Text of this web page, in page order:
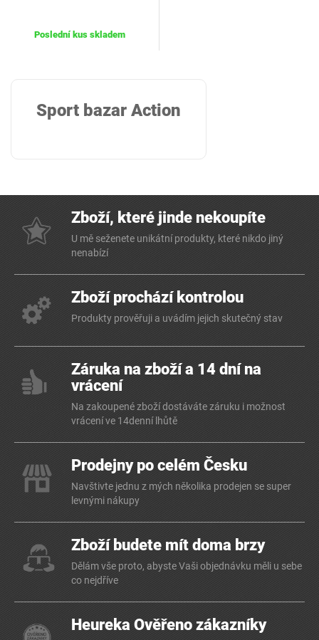
Poslední kus skladem
Sport bazar Action
Zboží, které jinde nekoupíte
U mě seženete unikátní produkty, které nikdo jiný
nenabízí
Zboží prochází kontrolou
Produkty prověřuji a uvádím jejich skutečný stav
Záruka na zboží a 14 dní na
vrácení
Na zakoupené zboží dostáváte záruku i možnost
vrácení ve 14denní lhůtě
Prodejny po celém Česku
Navštivte jednu z mých několika prodejen se super
levnými nákupy
Zboží budete mít doma brzy
Dělám vše proto, abyste Vaši objednávku měli u sebe
co nejdříve
Heureka Ověřeno zákazníky